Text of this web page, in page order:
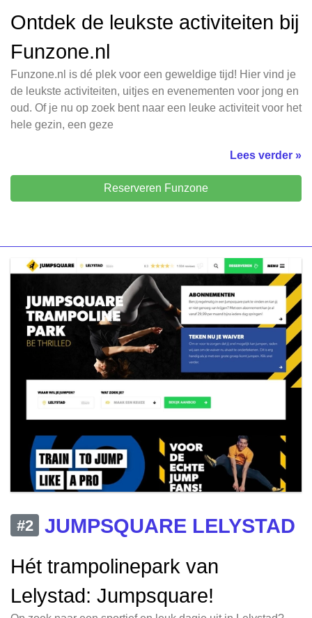
Ontdek de leukste activiteiten bij
Funzone.nl
Funzone.nl is dé plek voor een geweldige tijd! Hier vind je
de leukste activiteiten, uitjes en evenementen voor jong en
oud. Of je nu op zoek bent naar een leuke activiteit voor het
hele gezin, een geze
Lees verder »
Reserveren Funzone
#2
JUMPSQUARE LELYSTAD
Hét trampolinepark van
Lelystad: Jumpsquare!